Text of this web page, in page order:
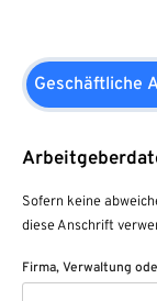
Geschäftliche
Sofern keine
diese Anschrift
Firma, Verwaltung